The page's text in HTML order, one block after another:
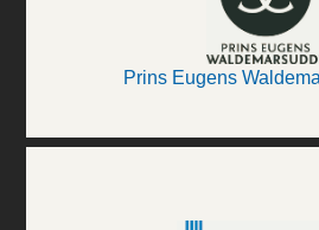
Prins Eugens